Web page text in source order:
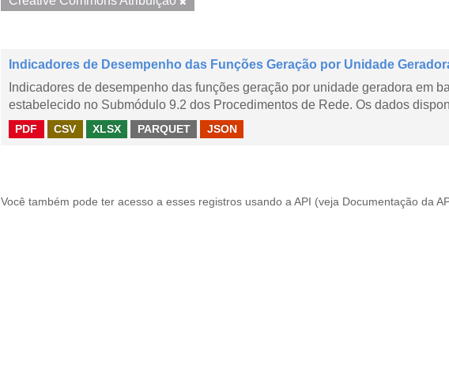
Indicadores de Desempenho das Funções Geração por Unidade
Indicadores de desempenho das funções geração por unidade geradora em
estabelecido no Submódulo 9.2 dos Procedimentos de Rede. Os dados
PDF CSV XLSX PARQUET JSON
Você também pode ter acesso a esses registros usando a API (veja Documentação da